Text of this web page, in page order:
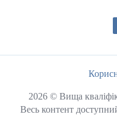
2026 © Вища
Весь контент